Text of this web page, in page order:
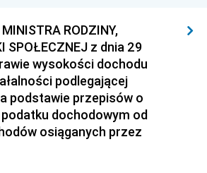
RODZINY,
SPOŁECZNEJ z dnia 29
wysokości dochodu
podlegającej
podstawie przepisów o
dochodowym od
osiąganych przez